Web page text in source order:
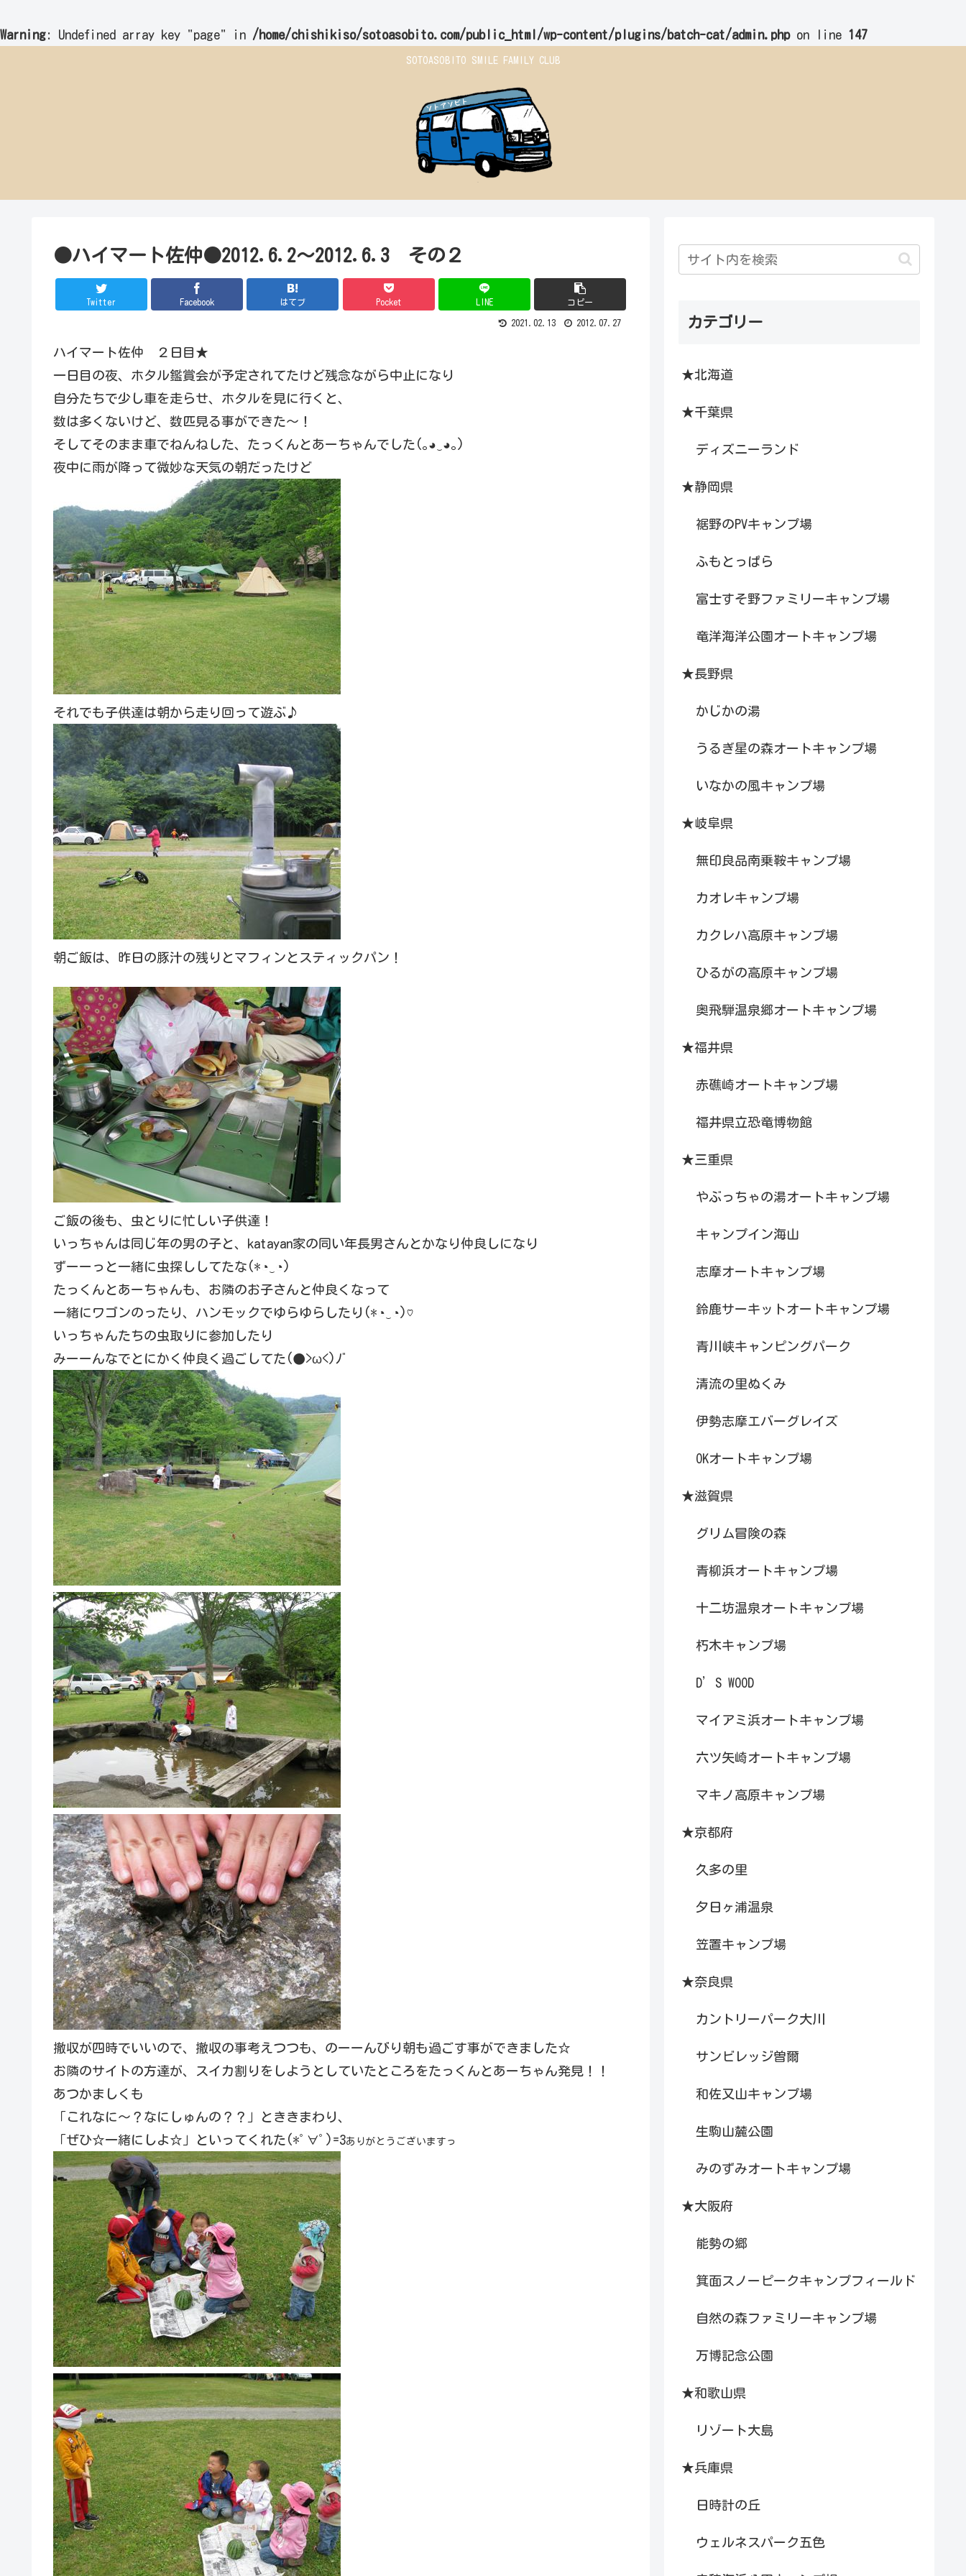
Warning: Undefined array key "page" in /home/chishikiso/sotoasobito.com/public_html/wp-content/plugins/batch-cat/admin.phpon line 147
SOTOASOBITO SMILE FAMILY CLUB
●ハイマート佐仲●2012.6.2〜2012.6.3 その２
Twitter Facebook はてブ Pocket LINE コピー
2021.02.13 2012.07.27
ハイマート佐仲 ２日目★
一日目の夜、ホタル鑑賞会が予定されてたけど残念ながら中止になり
自分たちで少し車を走らせ、ホタルを見に行くと、
数は多くないけど、数匹見る事ができた〜！
そしてそのまま車でねんねした、たっくんとあーちゃんでした(｡◕‿◕｡)
夜中に雨が降って微妙な天気の朝だったけど
それでも子供達は朝から走り回って遊ぶ♪
朝ご飯は、昨日の豚汁の残りとマフィンとスティックパン！
ご飯の後も、虫とりに忙しい子供達！
いっちゃんは同じ年の男の子と、katayan家の同い年長男さんとかなり仲良しになり
ずーーっと一緒に虫探ししてたな(*◔‿◔)
たっくんとあーちゃんも、お隣のお子さんと仲良くなって
一緒にワゴンのったり、ハンモックでゆらゆらしたり(*◔‿◔)♡
いっちゃんたちの虫取りに参加したり
みーーんなでとにかく仲良く過ごしてた(●>ω<)ﾉﾞ
撤収が四時でいいので、撤収の事考えつつも、のーーんびり朝も過ごす事ができました☆
お隣のサイトの方達が、スイカ割りをしようとしていたところをたっくんとあーちゃん発見！！
あつかましくも
「これなに〜？なにしゅんの？？」とききまわり、
「ぜひ☆一緒にしよ☆」といってくれた(*ﾟ∀ﾟ)=3ありがとうございますっ
カテゴリー
★北海道
★千葉県
ディズニーランド
★静岡県
裾野のPVキャンプ場
ふもとっぱら
富士すそ野ファミリーキャンプ場
竜洋海洋公園オートキャンプ場
★長野県
かじかの湯
うるぎ星の森オートキャンプ場
いなかの風キャンプ場
★岐阜県
無印良品南乗鞍キャンプ場
カオレキャンプ場
カクレハ高原キャンプ場
ひるがの高原キャンプ場
奥飛騨温泉郷オートキャンプ場
★福井県
赤礁崎オートキャンプ場
福井県立恐竜博物館
★三重県
やぶっちゃの湯オートキャンプ場
キャンプイン海山
志摩オートキャンプ場
鈴鹿サーキットオートキャンプ場
青川峡キャンピングパーク
清流の里ぬくみ
伊勢志摩エバーグレイズ
OKオートキャンプ場
★滋賀県
グリム冒険の森
青柳浜オートキャンプ場
十二坊温泉オートキャンプ場
朽木キャンプ場
D’S WOOD
マイアミ浜オートキャンプ場
六ツ矢崎オートキャンプ場
マキノ高原キャンプ場
★京都府
久多の里
夕日ヶ浦温泉
笠置キャンプ場
★奈良県
カントリーパーク大川
サンビレッジ曽爾
和佐又山キャンプ場
生駒山麓公園
みのずみオートキャンプ場
★大阪府
能勢の郷
箕面スノーピークキャンプフィールド
自然の森ファミリーキャンプ場
万博記念公園
★和歌山県
リゾート大島
★兵庫県
日時計の丘
ウェルネスパーク五色